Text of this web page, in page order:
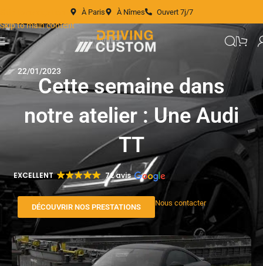
Skip to main content
À Paris À Nîmes Ouvert 7j/7
22/01/2023
Cette semaine dans
notre atelier : Une Audi
TT
EXCELLENT 72 avis
DÉCOUVRIR NOS PRESTATIONS Nous contacter